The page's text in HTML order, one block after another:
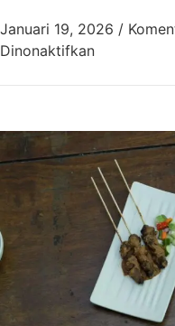
Januari 19, 2026 /
Dinonaktifkanpada